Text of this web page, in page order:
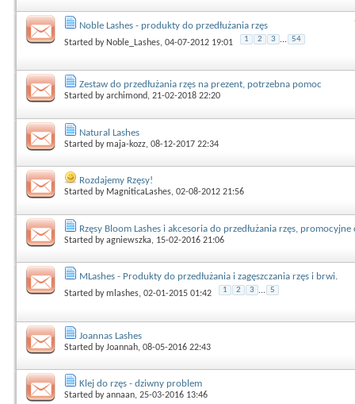
Noble Lashes - produkty do przedłużania rzęs
Started by Noble_Lashes, 04-07-2012 19:01 1 2 3 ... 54
Zestaw do przedłużania rzęs na prezent, potrzebna pomoc
Started byarchimond, 21-02-2018 22:20
Natural Lashes
Started bymaja-kozz, 08-12-2017 22:34
Rozdajemy Rzęsy!
Started by MagniticaLashes, 02-08-2012 21:56
Rzęsy Bloom Lashes i akcesoria do przedłużania rzęs, promocyjne
Started byagniewszka, 15-02-2016 21:06
MLashes - Produkty do przedłużania i zagęszczania rzęs i brwi.
Started bymlashes, 02-01-2015 01:42 1 2 3 ... 5
Joannas Lashes
Started byJoannah, 08-05-2016 22:43
Klej do rzęs - dziwny problem
Started byannaan, 25-03-2016 13:46